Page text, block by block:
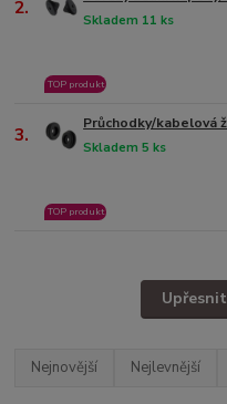
2.
Skladem 11 ks
TOP produkt
3. Průchodky/kabelová
Skladem 5 ks
TOP produkt
Nejnovější Nejlevnější